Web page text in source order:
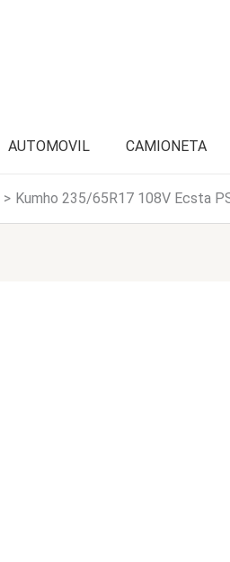
AUTOMOVIL CAMIONETA
Kumho 235/65R17 108V Ecsta